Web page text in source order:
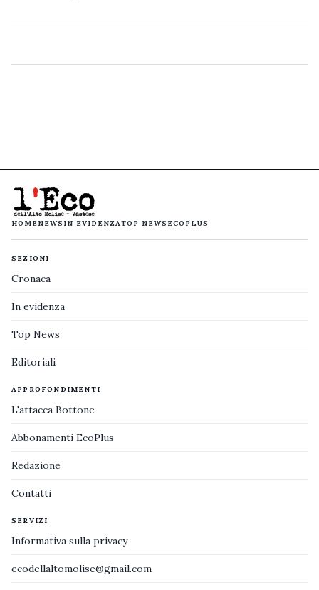
HOMENEWS IN EVIDENZATOP NEWS ECOPLUS
SEZIONI
Cronaca
In evidenza
Top News
Editoriali
APPROFONDIMENTI
L'attacca Bottone
Abbonamenti EcoPlus
Redazione
Contatti
SERVIZI
Informativa sulla privacy
ecodellaltomolise@gmail.com